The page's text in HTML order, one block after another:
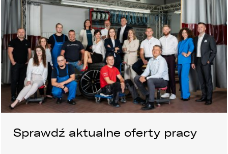
Sprawdź aktualne oferty pracy